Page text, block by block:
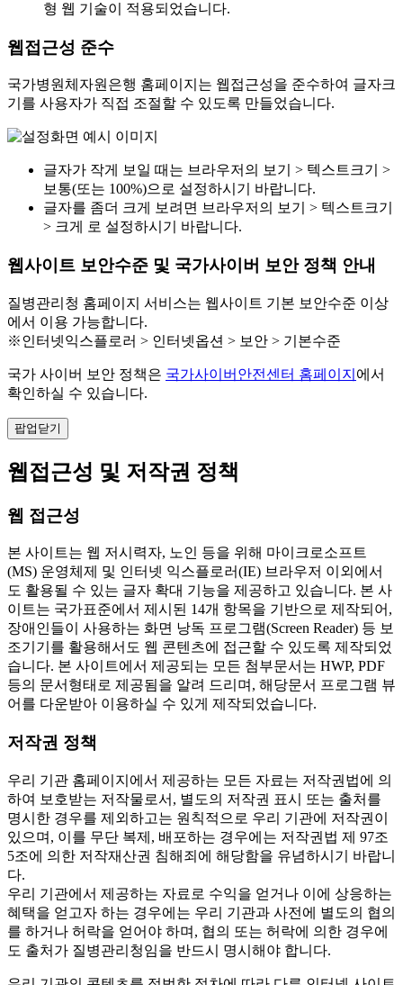
형 웹 기술이 적용되었습니다.
웹접근성 준수
국가병원체자원은행 홈페이지는 웹접근성을 준수하여 글자크
기를 사용자가 직접 조절할 수 있도록 만들었습니다.
글자가 작게 보일 때는 브라우저의 보기 > 텍스트크기 >
보통(또는 100%)으로 설정하시기 바랍니다.
글자를 좀더 크게 보려면 브라우저의 보기 > 텍스트크기
> 크게 로 설정하시기 바랍니다.
웹사이트 보안수준 및 국가사이버 보안 정책 안내
질병관리청 홈페이지 서비스는 웹사이트 기본 보안수준 이상
에서 이용 가능합니다.
※인터넷익스플로러 > 인터넷옵션 > 보안 > 기본수준
국가 사이버 보안 정책은 국가사이버안전센터 홈페이지 에서
확인하실 수 있습니다.
팝업닫기
웹접근성 및 저작권 정책
웹 접근성
본 사이트는 웹 저시력자, 노인 등을 위해 마이크로소프트
(MS) 운영체제 및 인터넷 익스플로러(IE) 브라우저 이외에서
도 활용될 수 있는 글자 확대 기능을 제공하고 있습니다. 본 사
이트는 국가표준에서 제시된 14개 항목을 기반으로 제작되어,
장애인들이 사용하는 화면 낭독 프로그램(Screen Reader) 등 보
조기기를 활용해서도 웹 콘텐츠에 접근할 수 있도록 제작되었
습니다. 본 사이트에서 제공되는 모든 첨부문서는 HWP, PDF
등의 문서형태로 제공됨을 알려 드리며, 해당문서 프로그램 뷰
어를 다운받아 이용하실 수 있게 제작되었습니다.
저작권 정책
우리 기관 홈페이지에서 제공하는 모든 자료는 저작권법에 의
하여 보호받는 저작물로서, 별도의 저작권 표시 또는 출처를
명시한 경우를 제외하고는 원칙적으로 우리 기관에 저작권이
있으며, 이를 무단 복제, 배포하는 경우에는 저작권법 제 97조
5조에 의한 저작재산권 침해죄에 해당함을 유념하시기 바랍니
다.
우리 기관에서 제공하는 자료로 수익을 얻거나 이에 상응하는
혜택을 얻고자 하는 경우에는 우리 기관과 사전에 별도의 협의
를 하거나 허락을 얻어야 하며, 협의 또는 허락에 의한 경우에
도 출처가 질병관리청임을 반드시 명시해야 합니다.